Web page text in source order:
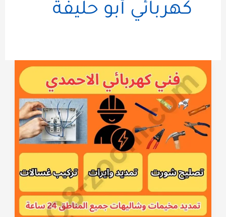
كهربائي أبو حليفة